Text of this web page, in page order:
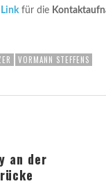
Linkfür die
VORMANN STEFFENS
an der